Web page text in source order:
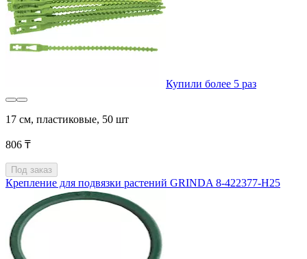
Купили более 5 раз
17 см, пластиковые, 50 шт
806 ₸
Под заказ
Крепление для подвязки растений GRINDA 8-422377-H25